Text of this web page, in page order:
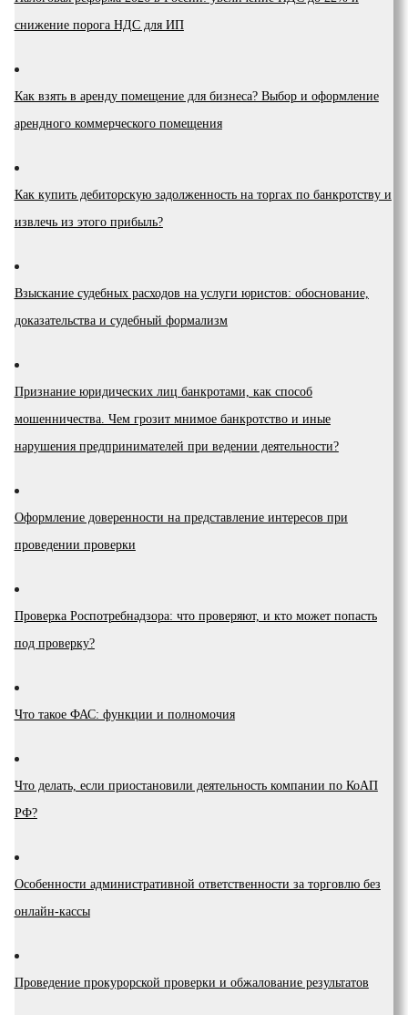
снижение порога НДС для ИП
Как взять в аренду помещение для бизнеса? Выбор и оформление
арендного коммерческого помещения
Как купить дебиторскую задолженность на торгах по банкротству и
извлечь из этого прибыль?
Взыскание судебных расходов на услуги юристов: обоснование,
доказательства и судебный формализм
Признание юридических лиц банкротами, как способ
мошенничества. Чем грозит мнимое банкротство и иные
нарушения предпринимателей при ведении деятельности?
Оформление доверенности на представление интересов при
проведении проверки
Проверка Роспотребнадзора: что проверяют, и кто может попасть
под проверку?
Что такое ФАС: функции и полномочия
Что делать, если приостановили деятельность компании по КоАП
РФ?
Особенности административной ответственности за торговлю без
онлайн-кассы
Проведение прокурорской проверки и обжалование результатов